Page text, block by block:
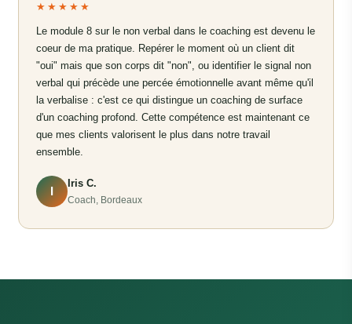
★★★★★
Le module 8 sur le non verbal dans le coaching est devenu le
coeur de ma pratique. Repérer le moment où un client dit
"oui" mais que son corps dit "non", ou identifier le signal non
verbal qui précède une percée émotionnelle avant même qu'il
la verbalise : c'est ce qui distingue un coaching de surface
d'un coaching profond. Cette compétence est maintenant ce
que mes clients valorisent le plus dans notre travail
ensemble.
I
Iris C.
Coach, Bordeaux